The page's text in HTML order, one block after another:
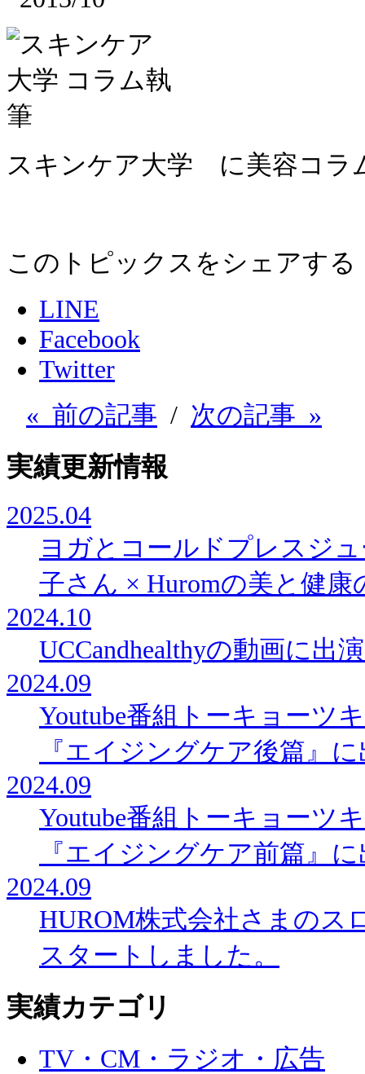
スキンケア大学 に美容コラ
このトピックスをシェアする
LINE
Facebook
Twitter
« 前の記事 / 次の記事 »
実績更新情報
2025.04
ヨガとコールドプレスジ
子さん × Huromの美と健
2024.10
UCCandhealthyの動画に出
2024.09
Youtube番組トーキョーツ
『エイジングケア後篇』
2024.09
Youtube番組トーキョーツ
『エイジングケア前篇』
2024.09
HUROM株式会社さまのス
スタートしました。
実績カテゴリ
TV・CM・ラジオ・広告